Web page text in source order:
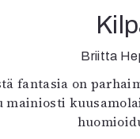
Tanssi
Tanssi
Sarjakuva
Pääkirjoitus
Paperilehdestä
Oulu2026
Briitta
fantasia on
mainiosti